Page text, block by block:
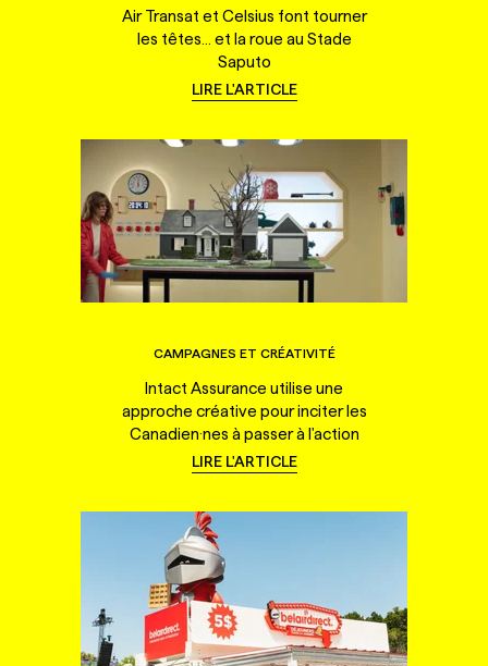
Air Transat et Celsius font tourner
les têtes... et la roue au Stade
Saputo
LIRE L'ARTICLE
CAMPAGNES ET CRÉATIVITÉ
Intact Assurance utilise une
approche créative pour inciter les
Canadien·nes à passer à l'action
LIRE L'ARTICLE